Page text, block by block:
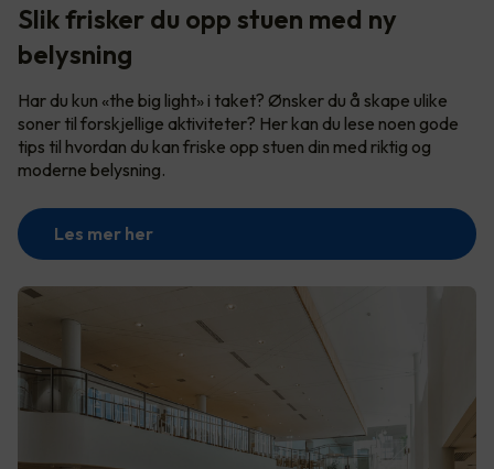
Slik frisker du opp stuen med ny
belysning
Har du kun «the big light» i taket? Ønsker du å skape ulike
soner til forskjellige aktiviteter? Her kan du lese noen gode
tips til hvordan du kan friske opp stuen din med riktig og
moderne belysning.
Les mer her